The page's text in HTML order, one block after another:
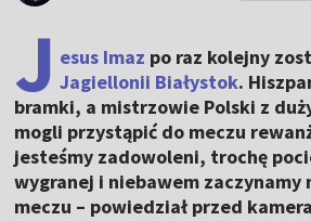
J esus Imaz po raz kolejny
Jagiellonii Białystok.
bramki, a mistrzowie Polski z
mogli przystąpić do meczu
jesteśmy zadowoleni, trochę
wygranej i niebawem zaczynamy
meczu – powiedział przed